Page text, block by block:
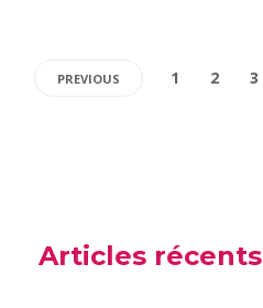
PREVIOUS 1 2 3
Articles récents